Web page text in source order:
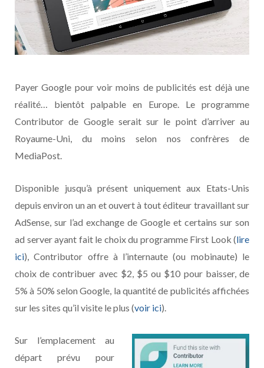
Payer Google pour voir moins de publicités est déjà une
réalité… bientôt palpable en Europe. Le programme
Contributor de Google serait sur le point d’arriver au
Royaume-Uni, du moins selon nos confrères de
MediaPost.
Disponible jusqu’à présent uniquement aux Etats-Unis
depuis environ un an et ouvert à tout éditeur travaillant sur
AdSense, sur l’ad exchange de Google et certains sur son
ad server ayant fait le choix du programme First Look (lire
ici), Contributor offre à l’internaute (ou mobinaute) le
choix de contribuer avec $2, $5 ou $10 pour baisser, de
5% à 50% selon Google, la quantité de publicités affichées
sur les sites qu’il visite le plus (voir ici).
Sur l’emplacement au
départ prévu pour